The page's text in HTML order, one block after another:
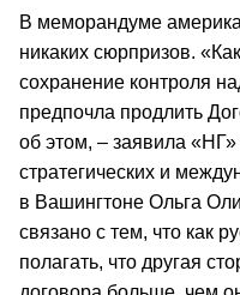
В меморандуме
никаких сюрпризов.
сохранение контроля
предпочла продлить
об этом, – заявила
стратегических и
в Вашингтоне Ольга
связано с тем, что как
полагать, что другая